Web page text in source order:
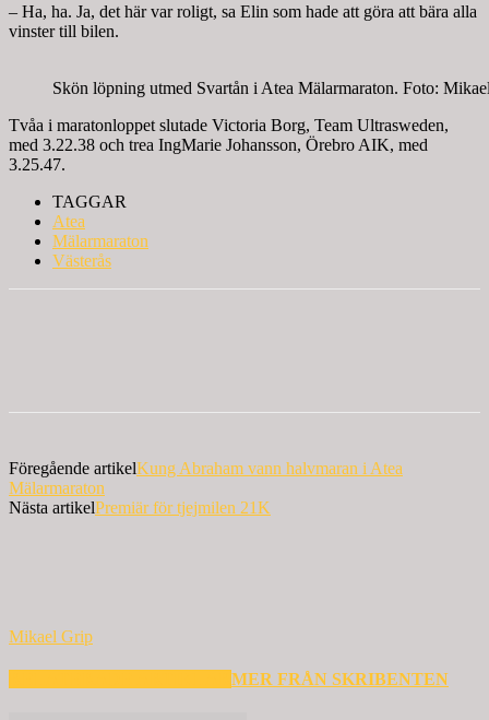
– Ha, ha. Ja, det här var roligt, sa Elin som hade att göra att bära alla
vinster till bilen.
Skön löpning utmed Svartån i Atea Mälarmaraton. Foto:
Tvåa i maratonloppet slutade Victoria Borg, Team Ultrasweden,
med 3.22.38 och trea IngMarie Johansson, Örebro AIK, med
3.25.47.
TAGGAR
Atea
Mälarmaraton
Västerås
Föregående artikelKung Abraham vann halvmaran i Atea
Mälarmaraton
Nästa artikelPremiär för tjejmilen 21K
Mikael Grip
MER FRÅN SKRIBENTEN